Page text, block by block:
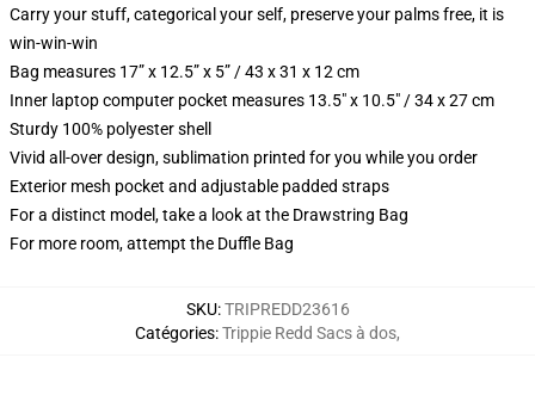
Carry your stuff, categorical your self, preserve your palms free, it is
win-win-win
Bag measures 17” x 12.5” x 5” / 43 x 31 x 12 cm
Inner laptop computer pocket measures 13.5" x 10.5" / 34 x 27 cm
Sturdy 100% polyester shell
Vivid all-over design, sublimation printed for you while you order
Exterior mesh pocket and adjustable padded straps
For a distinct model, take a look at the Drawstring Bag
For more room, attempt the Duffle Bag
SKU:TRIPREDD23616
Catégories:Trippie Redd Sacs à dos,